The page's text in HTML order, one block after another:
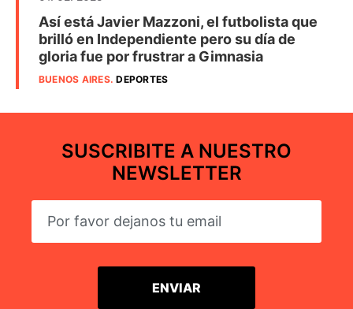
Así está Javier Mazzoni, el futbolista que
brilló en Independiente pero su día de
gloria fue por frustrar a Gimnasia
BUENOS AIRES.DEPORTES
SUSCRIBITE A NUESTRO
NEWSLETTER